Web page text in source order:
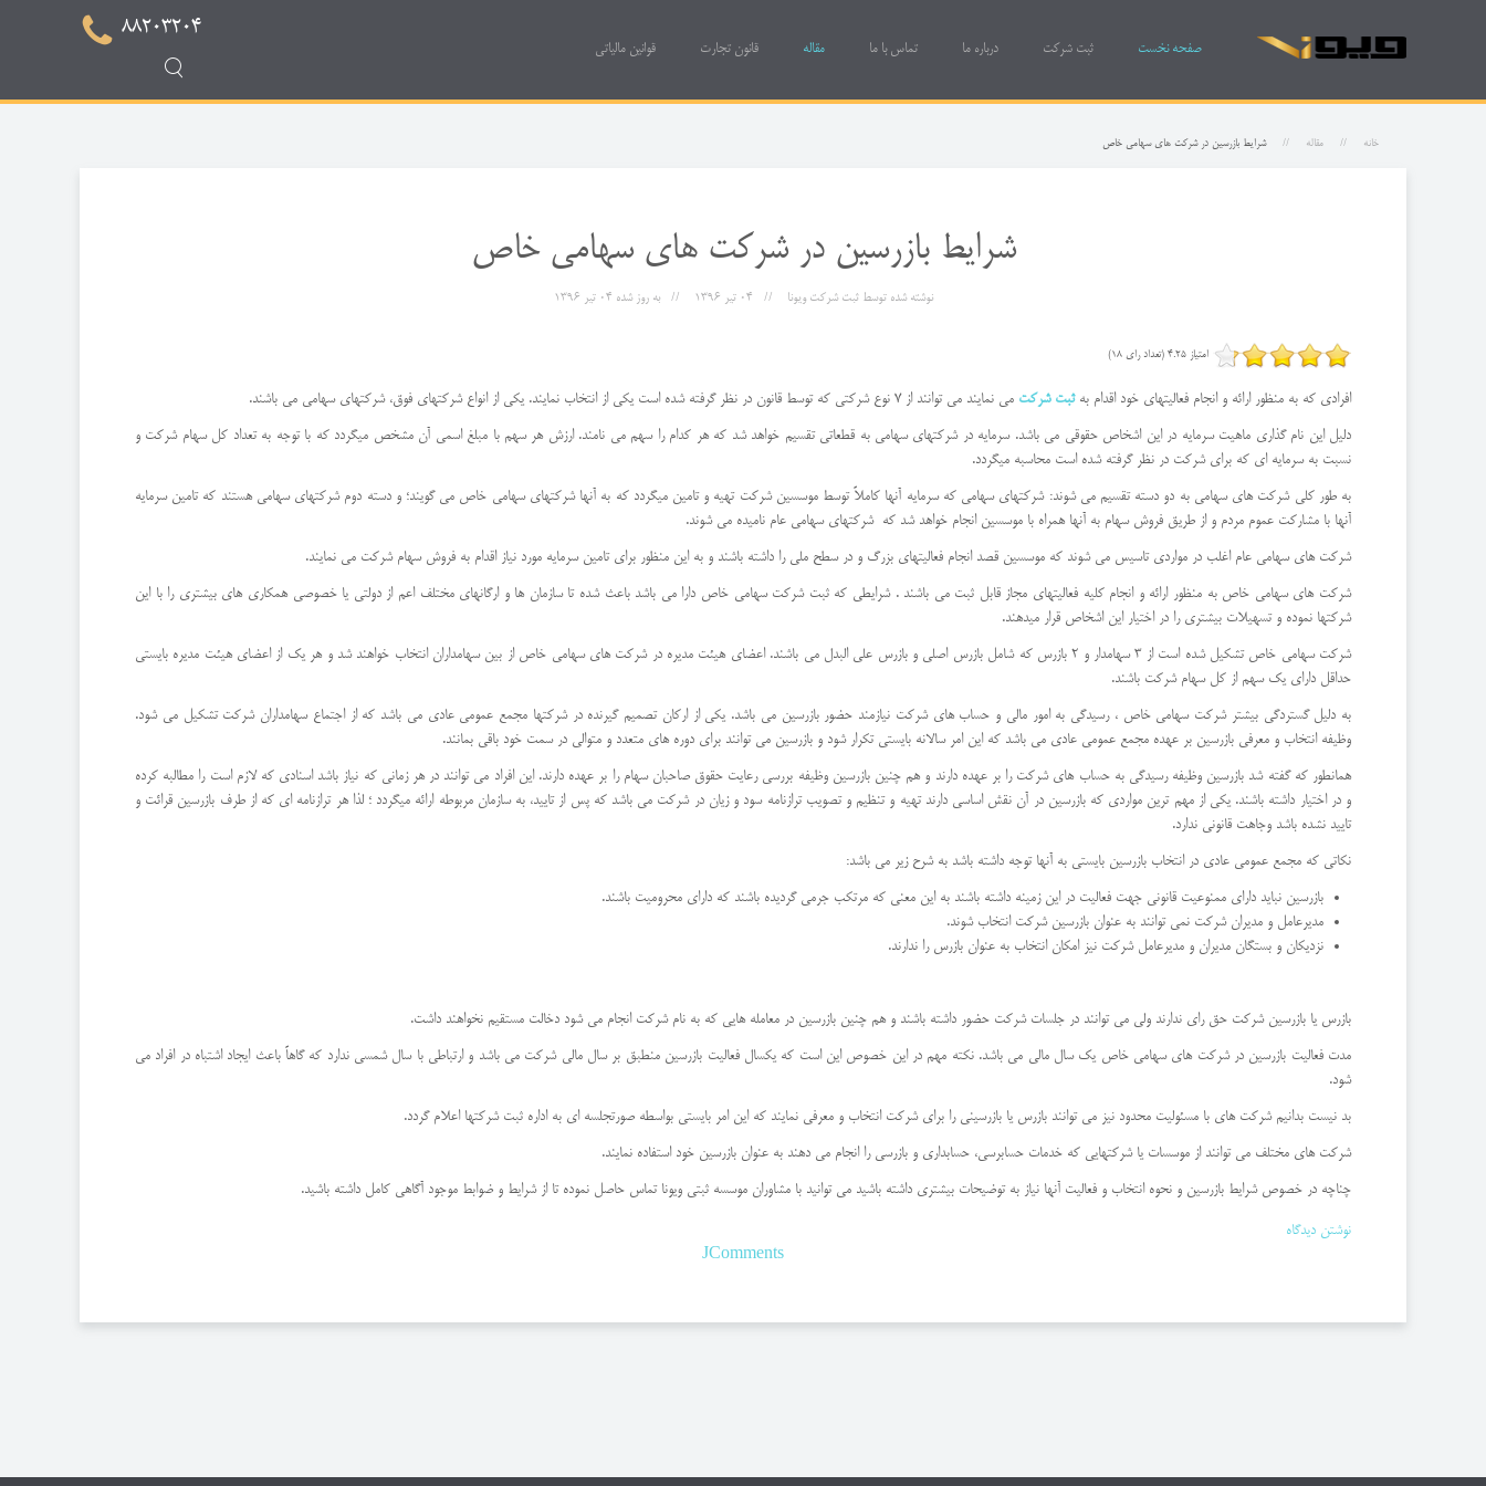
صفحه نخست ثبت شرکت درباره ما تماس با ما مقاله قانون تجارت قوانین مالیاتی
88203204
خانه مقاله شرایط بازرسین در شرکت های سهامی خاص
شرایط بازرسین در شرکت های سهامی خاص
نوشته شده توسطثبت شرکت ویونا 04 تیر 1396 به روز شده 04 تیر 1396
امتیاز 4.25 (تعداد رای 18)
افرادی که به منظور ارائه و انجام فعالیتهای خود اقدام بهثبت شرکت می نمایند می توانند از 7 نوع شرکتی که توسط قانون در نظر گرفته شده است یکی از انتخاب نمایند. یکی از انواع شرکتهای فوق، شرکتهای سهامی می باشند.
دلیل این نام گذاری ماهیت سرمایه در این اشخاص حقوقی می باشد. سرمایه در شرکتهای سهامی به قطعاتی تقسیم خواهد شد که هر کدام را سهم می نامند. ارزش هر سهم با مبلغ اسمی آن مشخص میگردد که با توجه به تعداد کل سهام شرکت و
نسبت به سرمایه ای که برای شرکت در نظر گرفته شده است محاسبه میگردد.
به طور کلی شرکت های سهامی به دو دسته تقسیم می شوند: شرکتهای سهامی که سرمایه آنها کاملاً توسط موسسین شرکت تهیه و تامین میگردد که به آنها شرکتهای سهامی خاص می گویند؛ و دسته دوم شرکتهای سهامی هستند که تامین سرمایه
آنها با مشارکت عموم مردم و از طریق فروش سهام به آنها همراه با موسسین انجام خواهد شد که شرکتهای سهامی عام نامیده می شوند.
شرکت های سهامی عام اغلب در مواردی تاسیس می شوند که موسسین قصد انجام فعالیتهای بزرگ و در سطح ملی را داشته باشند و به این منظور برای تامین سرمایه مورد نیاز اقدام به فروش سهام شرکت می نمایند.
شرکت های سهامی خاص به منظور ارائه و انجام کلیه فعالیتهای مجاز قابل ثبت می باشند . شرایطی که ثبت شرکت سهامی خاص دارا می باشد باعث شده تا سازمان ها و ارگانهای مختلف اعم از دولتی یا خصوصی همکاری های بیشتری را با این
شرکتها نموده و تسهیلات بیشتری را در اختیار این اشخاص قرار میدهند.
شرکت سهامی خاص تشکیل شده است از 3 سهامدار و 2 بازرس که شامل بازرس اصلی و بازرس علی البدل می باشند. اعضای هیئت مدیره در شرکت های سهامی خاص از بین سهامداران انتخاب خواهند شد و هر یک از اعضای هیئت مدیره بایستی
حداقل دارای یک سهم از کل سهام شرکت باشند.
به دلیل گستردگی بیشتر شرکت سهامی خاص ، رسیدگی به امور مالی و حساب های شرکت نیازمند حضور بازرسین می باشد. یکی از ارکان تصمیم گیرنده در شرکتها مجمع عمومی عادی می باشد که از اجتماع سهامداران شرکت تشکیل می شود.
وظیفه انتخاب و معرفی بازرسین بر عهده مجمع عمومی عادی می باشد که این امر سالانه بایستی تکرار شود و بازرسین می توانند برای دوره های متعدد و متوالی در سمت خود باقی بمانند.
همانطور که گفته شد بازرسین وظیفه رسیدگی به حساب های شرکت را بر عهده دارند و هم چنین بازرسین وظیفه بررسی رعایت حقوق صاحبان سهام را بر عهده دارند. این افراد می توانند در هر زمانی که نیاز باشد اسنادی که لازم است را مطالبه کرده
و در اختیار داشته باشند. یکی از مهم ترین مواردی که بازرسین در آن نقش اساسی دارند تهیه و تنظیم و تصویب ترازنامه سود و زیان در شرکت می باشد که پس از تایید، به سازمان مربوطه ارائه میگردد ؛ لذا هر ترازنامه ای که از طرف بازرسین قرائت و
تایید نشده باشد وجاهت قانونی ندارد.
نکاتی که مجمع عمومی عادی در انتخاب بازرسین بایستی به آنها توجه داشته باشد به شرح زیر می باشد:
بازرسین نباید دارای ممنوعیت قانونی جهت فعالیت در این زمینه داشته باشند به این معنی که مرتکب جرمی گردیده باشند که دارای محرومیت باشند.
مدیرعامل و مدیران شرکت نمی توانند به عنوان بازرسین شرکت انتخاب شوند.
نزدیکان و بستگان مدیران و مدیرعامل شرکت نیز امکان انتخاب به عنوان بازرس را ندارند.
بازرس یا بازرسین شرکت حق رای ندارند ولی می توانند در جلسات شرکت حضور داشته باشند و هم چنین بازرسین در معامله هایی که به نام شرکت انجام می شود دخالت مستقیم نخواهند داشت.
مدت فعالیت بازرسین در شرکت های سهامی خاص یک سال مالی می باشد. نکته مهم در این خصوص این است که یکسال فعالیت بازرسین منطبق بر سال مالی شرکت می باشد و ارتباطی با سال شمسی ندارد که گاهاً باعث ایجاد اشتباه در افراد می
شود.
بد نیست بدانیم شرکت های با مسئولیت محدود نیز می توانند بازرس یا بازرسینی را برای شرکت انتخاب و معرفی نمایند که این امر بایستی بواسطه صورتجلسه ای به اداره ثبت شرکتها اعلام گردد.
شرکت های مختلف می توانند از موسسات یا شرکتهایی که خدمات حسابرسی، حسابداری و بازرسی را انجام می دهند به عنوان بازرسین خود استفاده نمایند.
چناچه در خصوص شرایط بازرسین و نحوه انتخاب و فعالیت آنها نیاز به توضیحات بیشتری داشته باشید می توانید با مشاوران موسسه ثبتی ویونا تماس حاصل نموده تا از شرایط و ضوابط موجود آگاهی کامل داشته باشید.
نوشتن دیدگاه
JComments